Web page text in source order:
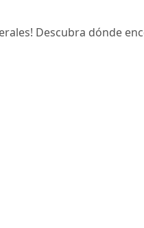
Descubra dónde